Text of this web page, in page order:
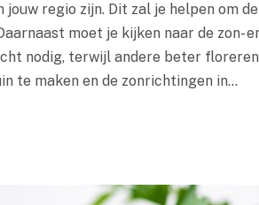
jouw regio zijn. Dit zal je helpen om
moet je kijken naar de zon-
nodig, terwijl andere beter floreren
te maken en de zonrichtingen in…